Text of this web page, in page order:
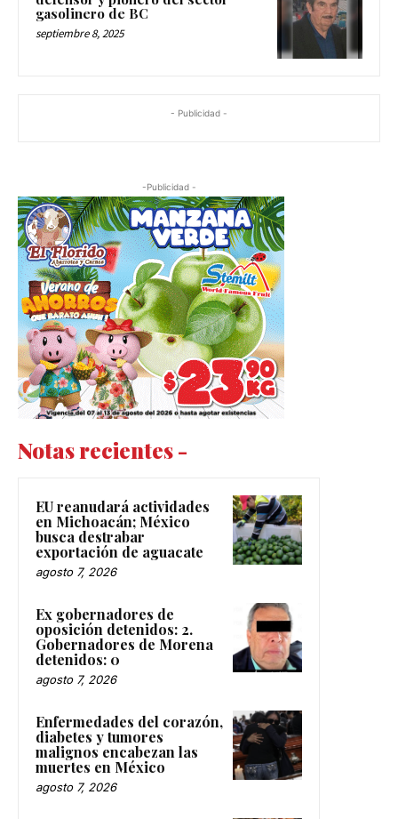
gasolinero de BC
septiembre 8, 2025
- Publicidad -
-Publicidad -
Notas recientes -
EU reanudará actividades
en Michoacán; México
busca destrabar
exportación de aguacate
agosto 7, 2026
Ex gobernadores de
oposición detenidos: 2.
Gobernadores de Morena
detenidos: 0
agosto 7, 2026
Enfermedades del corazón,
diabetes y tumores
malignos encabezan las
muertes en México
agosto 7, 2026